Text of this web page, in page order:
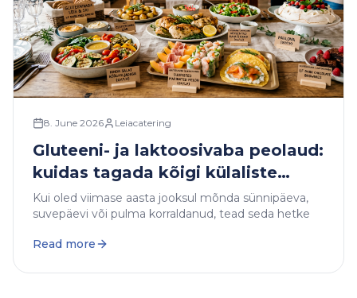
8. June 2026 Leiacatering
Gluteeni- ja laktoosivaba peolaud:
kuidas tagada kõigi külaliste
rahulolu?
Kui oled viimase aasta jooksul mõnda sünnipäeva,
suvepäevi või pulma korraldanud, tead seda hetke
Read more